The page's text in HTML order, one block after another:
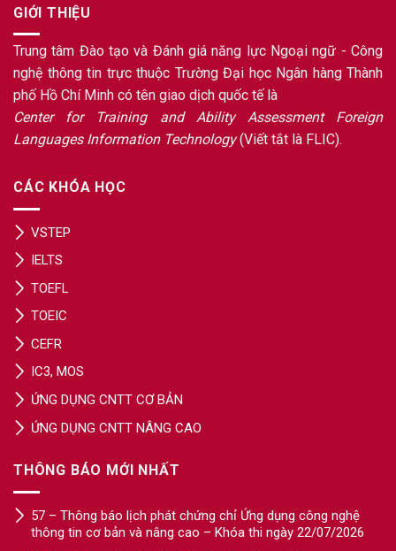
GIỚI THIỆU
Trung tâm Đào tạo và Đánh giá năng lực Ngoại ngữ - Công
nghệ thông tin trực thuộc Trường Đại học Ngân hàng Thành
phố Hồ Chí Minh có tên giao dịch quốc tế là
Center for Training and Ability Assessment Foreign
Languages Information Technology(Viết tắt là FLIC).
CÁC KHÓA HỌC
VSTEP
ỨNG DỤNG CNTT CƠ BẢN
ỨNG DỤNG CNTT NÂNG CAO
IC3, MOS
IELTS
TOEFL
TOEIC
CEFR
THÔNG BÁO MỚI NHẤT
57 – Thông báo lịch phát chứng chỉ Ứng dụng công nghệ
thông tin cơ bản và nâng cao – Khóa thi ngày 22/07/2026